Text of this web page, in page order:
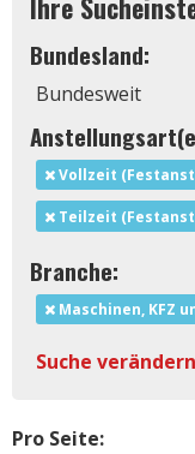
Bundesland:
Bundesweit
Vollzeit
Teilzeit
Branche:
Maschinen, KFZ
Suche
Pro Seite: